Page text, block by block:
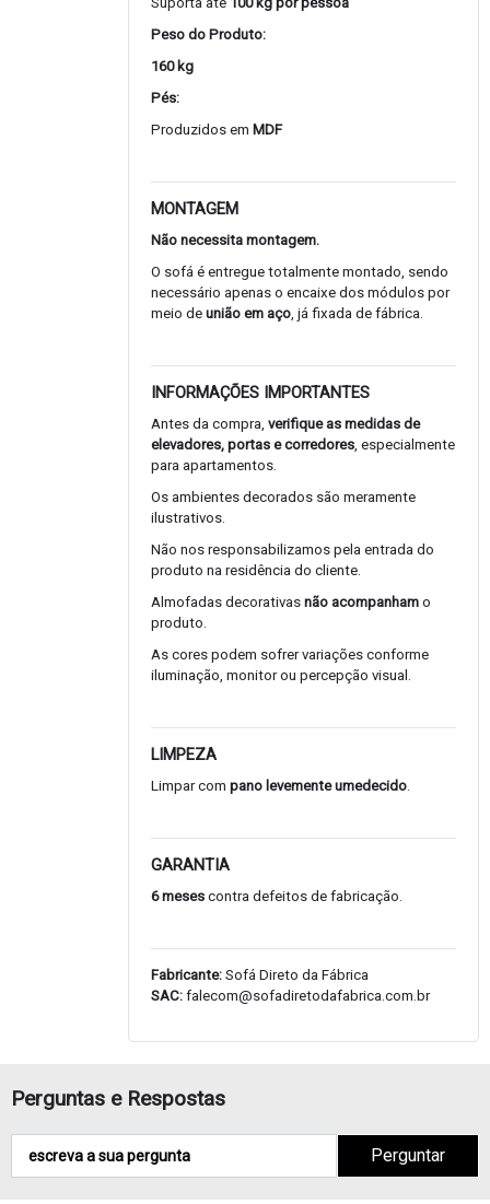
Peso do Produto:
160 kg
Pés:
Produzidos em MDF
MONTAGEM
Não necessita montagem.
O sofá é entregue totalmente montado, sendo
necessário apenas o encaixe dos módulos por
meio de união em aço, já fixada de fábrica.
INFORMAÇÕES IMPORTANTES
Antes da compra, verifique as medidas de
elevadores, portas e corredores, especialmente
para apartamentos.
Os ambientes decorados são meramente
ilustrativos.
Não nos responsabilizamos pela entrada do
produto na residência do cliente.
Almofadas decorativas não acompanham o
produto.
As cores podem sofrer variações conforme
iluminação, monitor ou percepção visual.
LIMPEZA
Limpar com pano levemente umedecido.
GARANTIA
6 meses contra defeitos de fabricação.
Fabricante: Sofá Direto da Fábrica
SAC: falecom@sofadiretodafabrica.com.br
Perguntas e Respostas
Perguntar